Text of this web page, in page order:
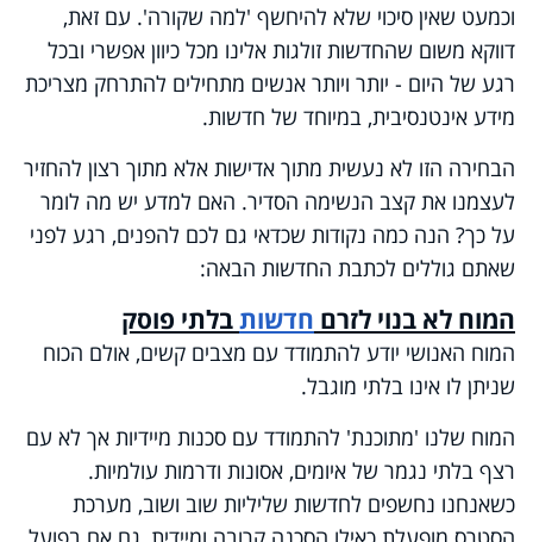
וכמעט שאין סיכוי שלא להיחשף 'למה שקורה'. עם זאת,
דווקא משום שהחדשות זולגות אלינו מכל כיוון אפשרי ובכל
רגע של היום - יותר ויותר אנשים מתחילים להתרחק מצריכת
מידע אינטנסיבית, במיוחד של חדשות.
הבחירה הזו לא נעשית מתוך אדישות אלא מתוך רצון להחזיר
לעצמנו את קצב הנשימה הסדיר. האם למדע יש מה לומר
על כך? הנה כמה נקודות שכדאי גם לכם להפנים, רגע לפני
שאתם גוללים לכתבת החדשות הבאה:
המוח לא בנוי לזרם חדשותבלתי פוסק
המוח האנושי יודע להתמודד עם מצבים קשים, אולם הכוח
שניתן לו אינו בלתי מוגבל.
המוח שלנו 'מתוכנת' להתמודד עם סכנות מיידיות אך לא עם
רצף בלתי נגמר של איומים, אסונות ודרמות עולמיות.
כשאנחנו נחשפים לחדשות שליליות שוב ושוב, מערכת